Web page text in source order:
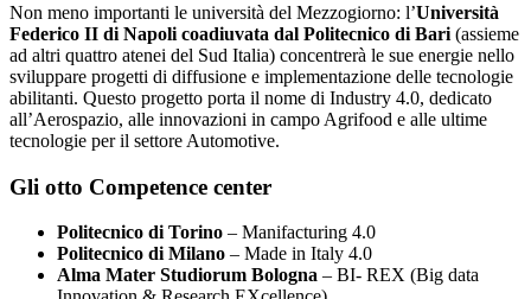
Non meno importanti le università del Mezzogiorno: l’Università
Federico II di Napoli coadiuvata dal Politecnico di Bari (assieme
ad altri quattro atenei del Sud Italia) concentrerà le sue energie nello
sviluppare progetti di diffusione e implementazione delle tecnologie
abilitanti. Questo progetto porta il nome di Industry 4.0, dedicato
all’Aerospazio, alle innovazioni in campo Agrifood e alle ultime
tecnologie per il settore Automotive.
Gli otto Competence center
Politecnico di Torino – Manifacturing 4.0
Politecnico di Milano – Made in Italy 4.0
Alma Mater Studiorum Bologna – BI- REX (Big data